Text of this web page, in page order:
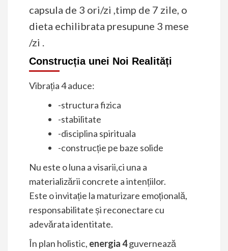
capsula de 3 ori/zi ,timp de 7 zile, o
dieta echilibrata presupune 3 mese
/zi .
Construcția unei Noi Realități
Vibrația 4 aduce:
-structura fizica
-stabilitate
-disciplina spirituala
-construcție pe baze solide
Nu este o luna a visarii,ci una a
materializării concrete a intențiilor.
Este o invitație la maturizare emoțională,
responsabilitate și reconectare cu
adevărata identitate.
În plan holistic, energia 4guvernează